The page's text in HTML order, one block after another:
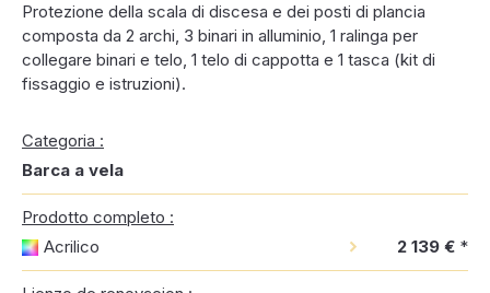
Protezione della scala di discesa e dei posti di plancia
composta da 2 archi, 3 binari in alluminio, 1 ralinga per
collegare binari e telo, 1 telo di cappotta e 1 tasca (kit di
fissaggio e istruzioni).
Categoria :
Barca a vela
Prodotto completo :
Acrilico
2 139 € *